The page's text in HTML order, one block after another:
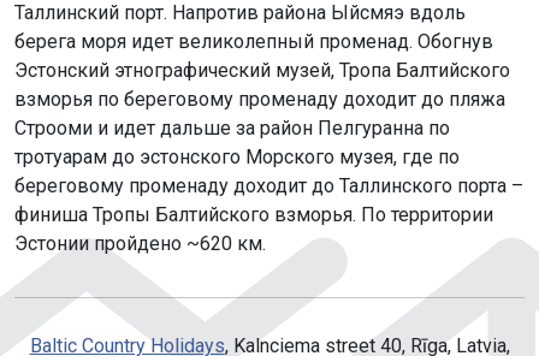
Таллинский порт. Напротив района Ыйсмяэ вдоль
берега моря идет великолепный променад. Обогнув
Эстонский этнографический музей, Тропа Балтийского
взморья по береговому променаду доходит до пляжа
Строоми и идет дальше за район Пелгуранна по
тротуарам до эстонского Морского музея, где по
береговому променаду доходит до Таллинского порта –
финиша Тропы Балтийского взморья. По территории
Эстонии пройдено ~620 км.
Baltic Country Holidays, Kalnciema street 40, Rīga, Latvia,